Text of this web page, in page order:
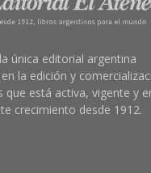
única editorial argentina
la edición y
que está activa, vigente y
crecimiento desde 1912.